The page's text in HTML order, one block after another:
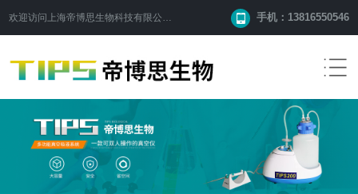
欢迎访问 上海帝博思生物科技有限公司 手机：13816550546